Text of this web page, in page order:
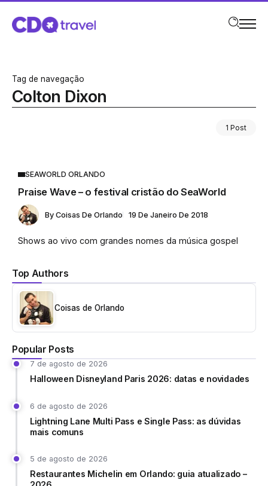
Tag de navegação
Colton Dixon
1 Post
Top Authors
Coisas de Orlando
Popular Posts
7 de agosto de 2026
Halloween Disneyland Paris 2026: datas e novidades
6 de agosto de 2026
Lightning Lane Multi Pass e Single Pass: as dúvidas
mais comuns
5 de agosto de 2026
Restaurantes Michelin em Orlando: guia atualizado –
SEAWORLD ORLANDO
Praise Wave – o festival cristão do SeaWorld
By Coisas De Orlando 19 De Janeiro De 2018
Shows ao vivo com grandes nomes da música gospel